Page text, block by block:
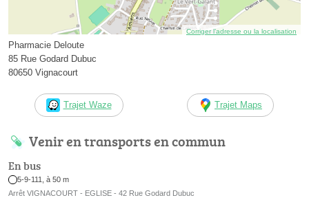
Corriger l’adresse ou la localisation
Pharmacie Deloute
85 Rue Godard Dubuc
80650 Vignacourt
Trajet Waze Trajet Maps
Venir en transports en commun
En bus
5-9-111, à 50 m
Arrêt VIGNACOURT - EGLISE - 42 Rue Godard Dubuc